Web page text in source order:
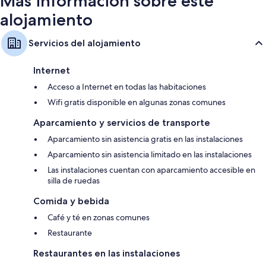
alojamiento
Servicios del alojamiento
Internet
Acceso a Internet en todas las habitaciones
Wifi gratis disponible en algunas zonas comunes
Aparcamiento y servicios de transporte
Aparcamiento sin asistencia gratis en las instalaciones
Aparcamiento sin asistencia limitado en las instalaciones
Las instalaciones cuentan con aparcamiento accesible en
silla de ruedas
Comida y bebida
Café y té en zonas comunes
Restaurante
Restaurantes en las instalaciones